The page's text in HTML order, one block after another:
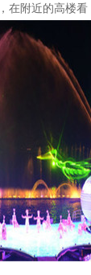
在附近的高楼看